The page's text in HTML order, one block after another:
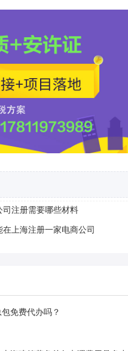
司注册需要哪些材料
上海注册一家电商公司
免费代办吗？